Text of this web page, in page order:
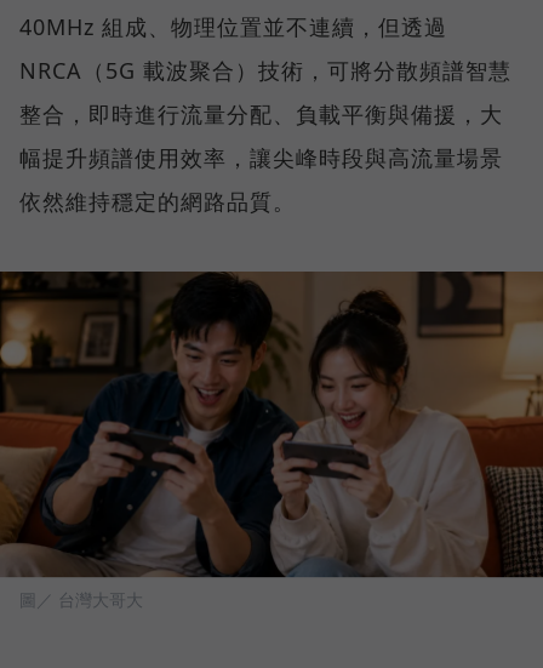
40MHz 組成、物理位置並不連續，但透過
NRCA（5G 載波聚合）技術，可將分散頻譜智慧
整合，即時進行流量分配、負載平衡與備援，大
幅提升頻譜使用效率，讓尖峰時段與高流量場景
依然維持穩定的網路品質。
圖／ 台灣大哥大